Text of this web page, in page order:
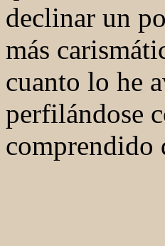
declinar un
más
cuanto lo he
perfilándose
comprendido